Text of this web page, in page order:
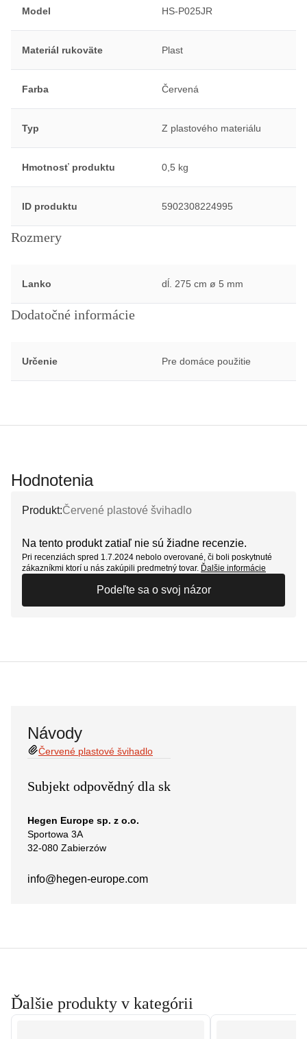
Model HS-P025JR
Materiál rukoväte Plast
Farba Červená
Typ Z plastového materiálu
Hmotnosť produktu 0,5 kg
ID produktu 5902308224995
Rozmery
Lanko dĺ. 275 cm ø 5 mm
Dodatočné informácie
Určenie Pre domáce použitie
Hodnotenia
Produkt:Červené plastové švihadlo
Na tento produkt zatiaľ nie sú žiadne recenzie.
Pri recenziách spred 1.7.2024 nebolo overované, či boli poskytnuté
zákazníkmi ktorí u nás zakúpili predmetný tovar. Ďalšie informácie
Podeľte sa o svoj názor
Návody
Červené plastové švihadlo
Subjekt odpovědný dla sk
Hegen Europe sp. z o.o.
Sportowa 3A
32-080 Zabierzów
info@hegen-europe.com
Ďalšie produkty v kategórii